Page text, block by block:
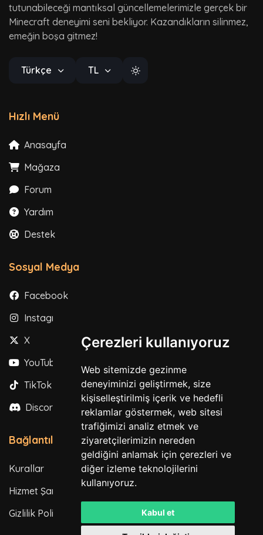
Çerezleri kullanıyoruz
Web sitemizde gezinme
deneyiminizi geliştirmek, size
kişiselleştirilmiş içerik ve hedefli
reklamlar göstermek, web sitesi
trafiğimizi analiz etmek ve
ziyaretçilerimizin nereden
geldiğini anlamak için çerezleri ve
diğer izleme teknolojilerini
kullanıyoruz.
Kabul et
tutunabileceği mantıksal güncellemelerimizle gerçek bir
Minecraft deneyimi seni bekliyor. Kazandıkların silinmez,
emeğin boşa gitmez!
Türkçe TL
Hızlı Menü
Anasayfa
Mağaza
Forum
Yardım
Destek
Sosyal Medya
Facebook
Instagram
X
YouTube
TikTok
Discord
Bağlantılar
Kurallar
Hizmet Şartları
Gizlilik Politikası